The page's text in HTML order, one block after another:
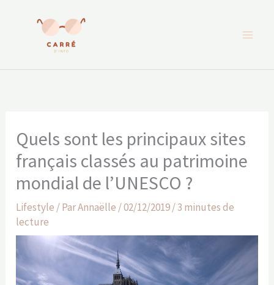
Quels sont les principaux sites
français classés au patrimoine
mondial de l’UNESCO ?
Lifestyle / ParAnnaëlle /02/12/2019/3 minutes de
lecture